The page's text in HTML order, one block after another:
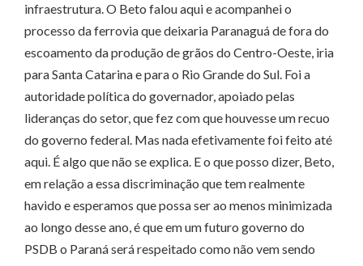
infraestrutura. O Beto falou aqui e acompanhei o
processo da ferrovia que deixaria Paranaguá de fora do
escoamento da produção de grãos do Centro-Oeste, iria
para Santa Catarina e para o Rio Grande do Sul. Foi a
autoridade política do governador, apoiado pelas
lideranças do setor, que fez com que houvesse um recuo
do governo federal. Mas nada efetivamente foi feito até
aqui. É algo que não se explica. E o que posso dizer, Beto,
em relação a essa discriminação que tem realmente
havido e esperamos que possa ser ao menos minimizada
ao longo desse ano, é que em um futuro governo do
PSDB o Paraná será respeitado como não vem sendo